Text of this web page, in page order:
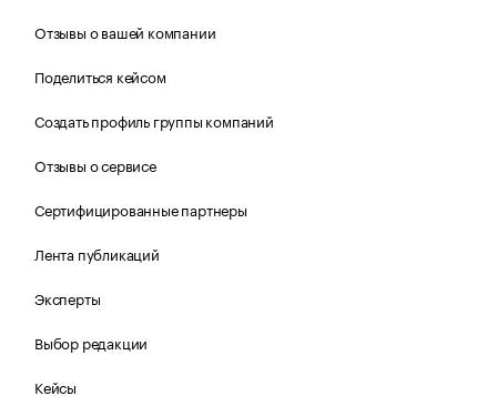
Отзывы о вашей компании
Поделиться кейсом
Создать профиль группы компаний
Отзывы о сервисе
Сертифицированные партнеры
Лента публикаций
Эксперты
Выбор редакции
Кейсы